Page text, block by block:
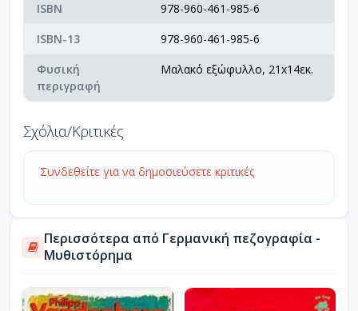
ISBN
978-960-461-985-6
ISBN-13
978-960-461-985-6
Φυσική
περιγραφή
Μαλακό εξώφυλλο, 21x14εκ.
Σχόλια/Κριτικές
Συνδεθείτε για να δημοσιεύσετε κριτικές
Περισσότερα από Γερμανική πεζογραφία -
Μυθιστόρημα